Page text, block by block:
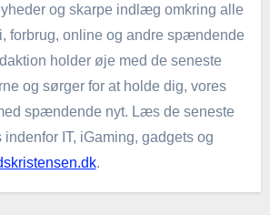
og skarpe indlæg omkring alle
forbrug, online og andre spændende
holder øje med de seneste
og sørger for at holde dig, vores
spændende nyt. Læs de seneste
indenfor IT, iGaming, gadgets og
.